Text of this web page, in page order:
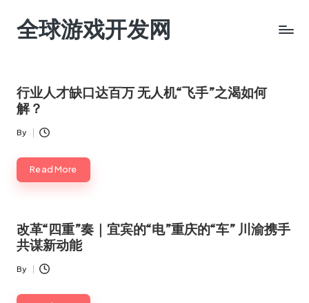
Skip全球游戏开发网
行业人才缺口达百万 无人机“飞手”之渴如何
解？
Posted
By
Read More
改革“四重”奏｜宜宾的“电”重庆的“车” 川渝携手
共谋新动能
Posted
By